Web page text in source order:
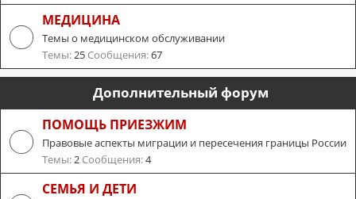
МЕДИЦИНА
Темы о медицинском обслуживании
Темы:25 Сообщения:67
Дополнительный форум
ПОМОЩЬ ПРИЕЗЖИМ
Правовые аспекты миграции и пересечения границы России
Темы:2 Сообщения:4
СЕМЬЯ И ДЕТИ